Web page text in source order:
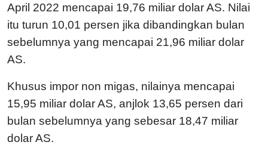
April 2022 mencapai 19,76 miliar dolar AS. Nilai
itu turun 10,01 persen jika dibandingkan bulan
sebelumnya yang mencapai 21,96 miliar dolar
AS.
Khusus impor non migas, nilainya mencapai
15,95 miliar dolar AS, anjlok 13,65 persen dari
bulan sebelumnya yang sebesar 18,47 miliar
dolar AS.